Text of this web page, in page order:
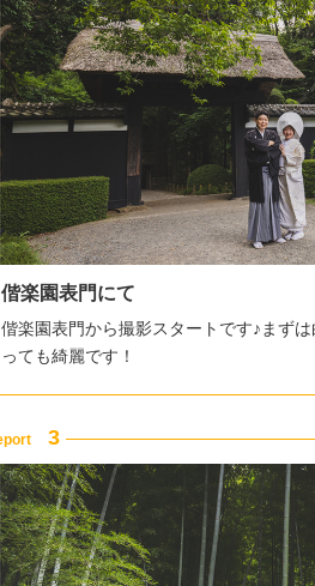
偕楽園表門にて
偕楽園表門から撮影スタートです♪まず
っても綺麗です！